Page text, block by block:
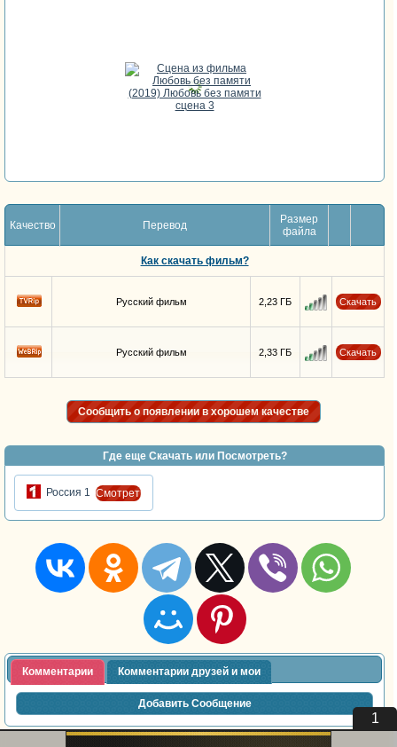
1
Качество Перевод
Размер
файла
Как скачать фильм?
Русский фильм 2,23 ГБ Скачать
Русский фильм 2,33 ГБ Скачать
Сообщить о появлении в хорошем качестве
Где еще Скачать или Посмотреть?
Россия 1 Cмотреть
Комментарии Комментарии друзей и мои
Добавить Сообщение